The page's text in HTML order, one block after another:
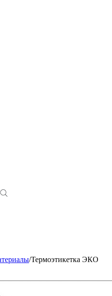
/Термоэтикетка ЭКО